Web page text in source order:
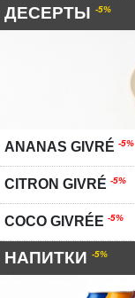
ДЕСЕРТЫ -5%
ANANAS GIVRÉ -5%
CITRON GIVRÉ -5%
COCO GIVRÉE -5%
НАПИТКИ -5%